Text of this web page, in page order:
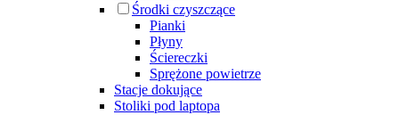
Środki czyszczące
Pianki
Płyny
Ściereczki
Sprężone powietrze
Stacje dokujące
Stoliki pod laptopa